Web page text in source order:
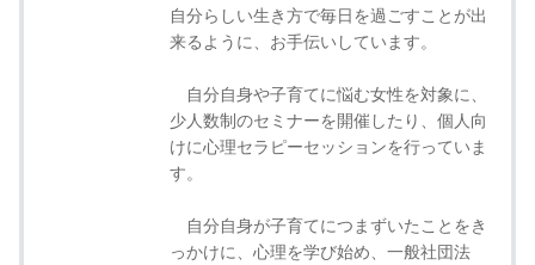
自分らしい生き方で毎日を過ごすことが出
来るように、お手伝いしています。
自分自身や子育てに悩む女性を対象に、
少人数制のセミナーを開催したり、個人向
けに心理セラピーセッションを行っていま
す。
自分自身が子育てにつまずいたことをき
っかけに、心理を学び始め、一般社団法